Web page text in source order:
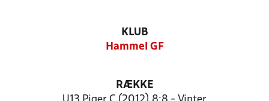
KLUB
Hammel GF
RÆKKE